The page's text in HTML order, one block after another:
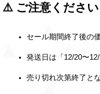
⚠️ ご注意ください
セール期間終了後の
発送日は「12/20〜
売り切れ次第終了と